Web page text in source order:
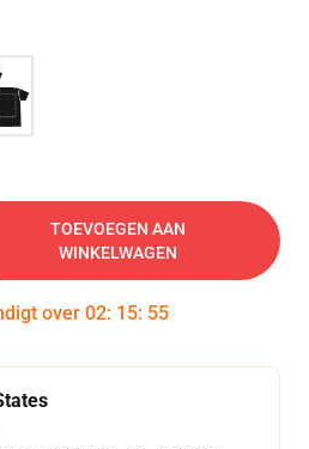
TOEVOEGEN AAN
WINKELWAGEN
over 02: 15: 54